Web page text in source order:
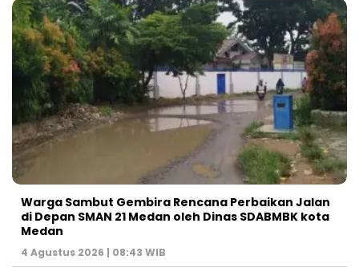
Warga Sambut Gembira Rencana Perbaikan Jalan
di Depan SMAN 21 Medan oleh Dinas SDABMBK kota
Medan
4 Agustus 2026 | 08:43 WIB